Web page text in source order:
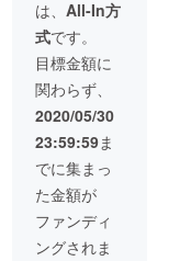
間、毎
月末に
特製ぬ
か（１
㎏）を
お送り
いたし
ます。
・
ぬか床
用タッ
パー付
・
漬物は
は、 All-In方
式です。
目標金額に
関わらず、
2020/05/30
23:59:59ま
でに集まっ
た金額が
ファンディ
ングされま